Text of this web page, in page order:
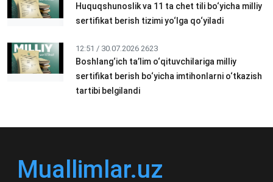
Huquqshunoslik va 11 ta chet tili bo‘yicha milliy
sertifikat berish tizimi yo‘lga qo‘yiladi
12:51 / 30.07.2026 2623
Boshlang‘ich ta’lim o‘qituvchilariga milliy
sertifikat berish bo‘yicha imtihonlarni o‘tkazish
tartibi belgilandi
Muallimlar.uz